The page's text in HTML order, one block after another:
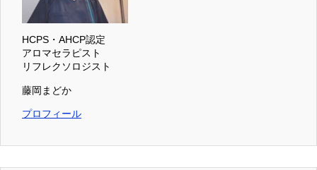
HCPS・AHCP認定
アロマセラピスト
リフレクソロジスト
藤岡まどか
プロフィール